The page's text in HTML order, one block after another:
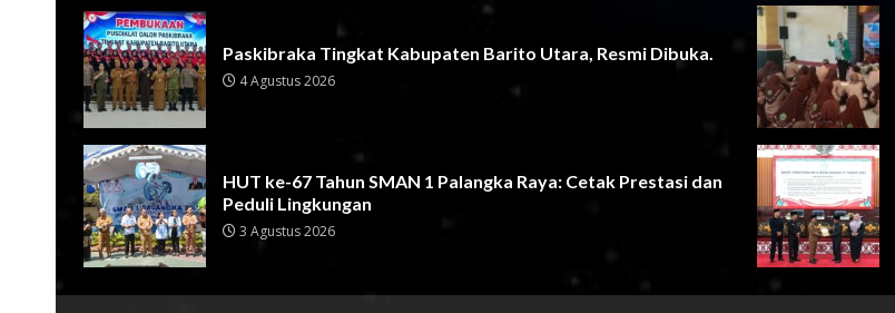
Paskibraka Tingkat Kabupaten Barito Utara, Resmi Dibuka.
4 Agustus 2026
HUT ke-67 Tahun SMAN 1 Palangka Raya: Cetak Prestasi dan
Peduli Lingkungan
3 Agustus 2026